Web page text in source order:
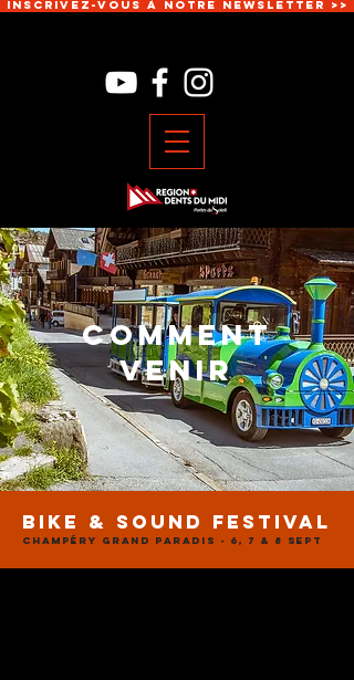
Inscrivez-vous à notre newsletter >>
COMMENT
VENIR
BIKE & SOUND FESTIVAL
Champéry Grand Paradis - 6, 7 & 8 sept